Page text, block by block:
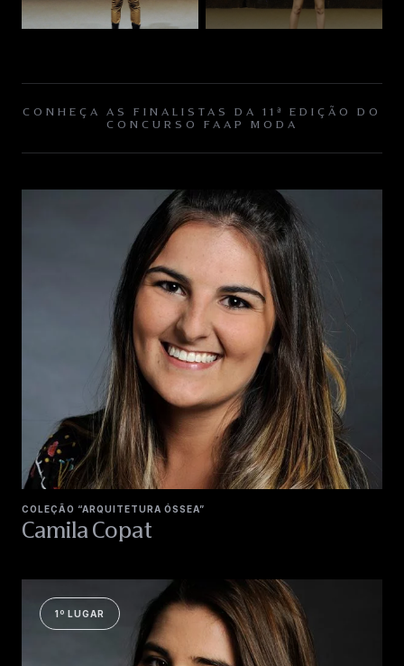
CONHEÇA AS FINALISTAS DA 11ª EDIÇÃO DO
CONCURSO FAAP MODA
COLEÇÃO “ARQUITETURA ÓSSEA”
Camila Copat
1º LUGAR